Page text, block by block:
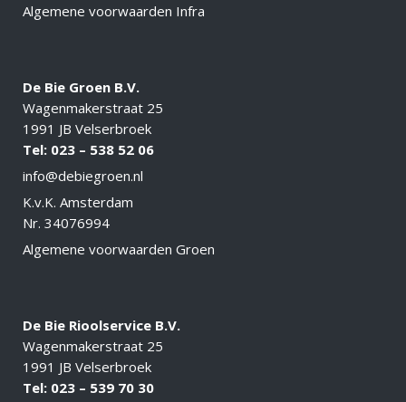
Algemene voorwaarden Infra
De Bie Groen B.V.
Wagenmakerstraat 25
1991 JB Velserbroek
Tel: 023 – 538 52 06
info@debiegroen.nl
K.v.K. Amsterdam
Nr. 34076994
Algemene voorwaarden Groen
De Bie Rioolservice B.V.
Wagenmakerstraat 25
1991 JB Velserbroek
Tel: 023 – 539 70 30